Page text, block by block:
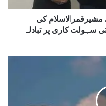
کی
سہولت کاری پر تبادلہ